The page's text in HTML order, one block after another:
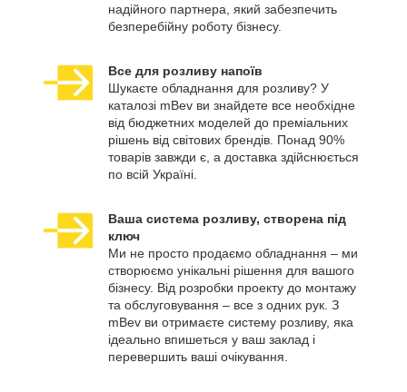
надійного партнера, який забезпечить
безперебійну роботу бізнесу.
Все для розливу напоїв
Шукаєте обладнання для розливу? У
каталозі mBev ви знайдете все необхідне
від бюджетних моделей до преміальних
рішень від світових брендів. Понад 90%
товарів завжди є, а доставка здійснюється
по всій Україні.
Ваша система розливу, створена під
ключ
Ми не просто продаємо обладнання – ми
створюємо унікальні рішення для вашого
бізнесу. Від розробки проекту до монтажу
та обслуговування – все з одних рук. З
mBev ви отримаєте систему розливу, яка
ідеально впишеться у ваш заклад і
перевершить ваші очікування.